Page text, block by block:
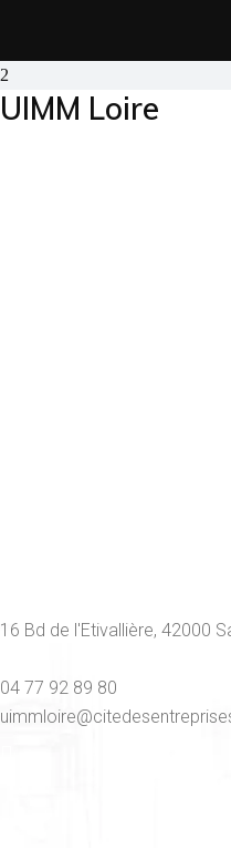
UIMM Loire
16 Bd de l'Etivallière, 42000
04 77 92 89 80